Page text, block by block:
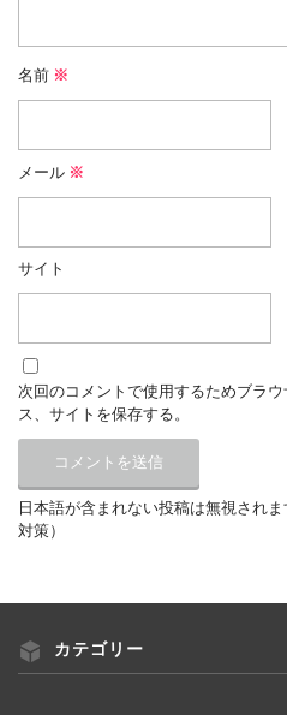
名前 ※
メール ※
サイト
次回のコメントで使用するためブラ
ス、サイトを保存する。
日本語が含まれない投稿は無視され
対策）
カテゴリー